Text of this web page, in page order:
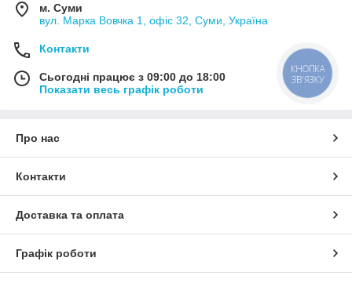
м. Суми
вул. Марка Вовчка 1, офіс 32, Суми, Україна
Контакти
Сьогодні працює з 09:00 до 18:00
Показати весь графік роботи
Про нас
Контакти
Доставка та оплата
Графік роботи
КНОПКА
ЗВ'ЯЗКУ